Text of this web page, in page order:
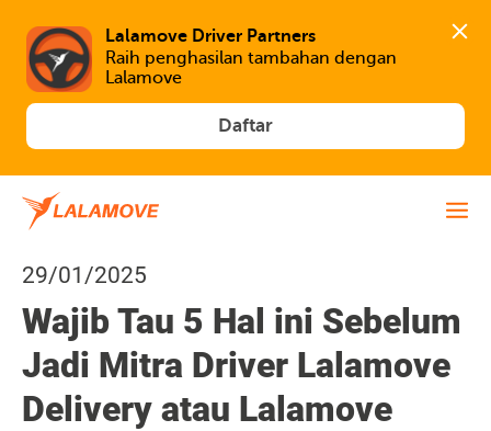
Lalamove Driver Partners
Raih penghasilan tambahan dengan
Lalamove
Daftar
29/01/2025
Wajib Tau 5 Hal ini Sebelum
Jadi Mitra Driver Lalamove
Delivery atau Lalamove